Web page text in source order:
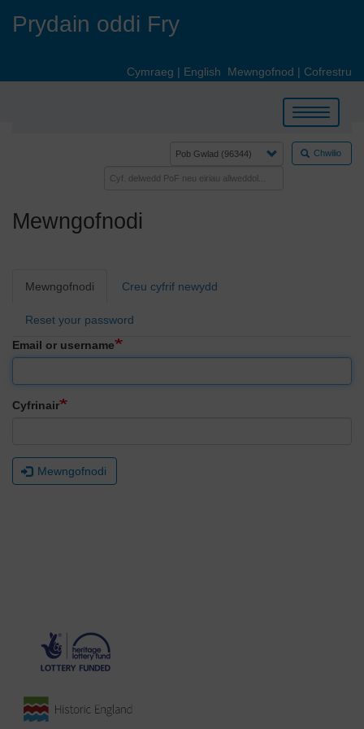
Prydain oddi Fry
Cymraeg | English Mewngofnod | Cofrestru
Toggle
navigation
Chwilio
Mewngofnodi
Primary
Mewngofnodi Creu cyfrif newydd
Reset your password
Email or username
Cyfrinair
Mewngofnodi